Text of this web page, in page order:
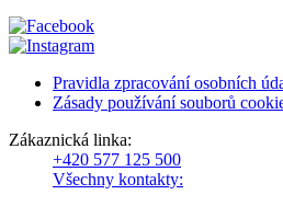
Pravidla zpracování osobních
Zásady používání souborů
Zákaznická linka:
+420 577 125 500
Všechny kontakty: